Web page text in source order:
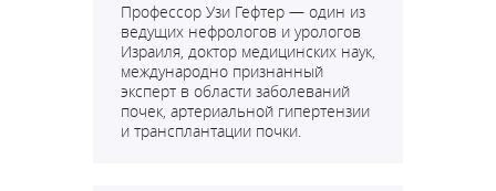
Профессор Узи Гефтер — один из
ведущих нефрологов и урологов
Израиля, доктор медицинских наук,
международно признанный
эксперт в области заболеваний
почек, артериальной гипертензии
и трансплантации почки.